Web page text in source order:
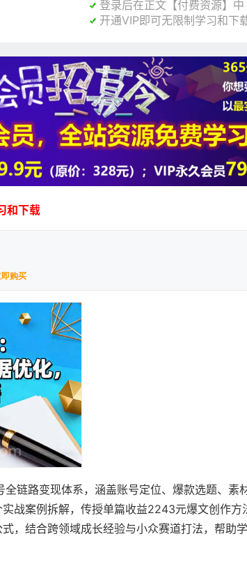
 登录后在正文【付费资源】
 开通VIP即可无限制学习和下
和下载
购买
链路变现体系，涵盖账号定位、爆款选题、素
战案例拆解，传授单篇收益2243元爆文创作方
，结合跨领域成长经验与小众赛道打法，帮助